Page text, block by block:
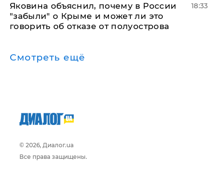
Яковина объяснил, почему в России
"забыли" о Крыме и может ли это
говорить об отказе от полуострова
18:33
Смотреть ещё
© 2026, Диалог.ua
Все права защищены.